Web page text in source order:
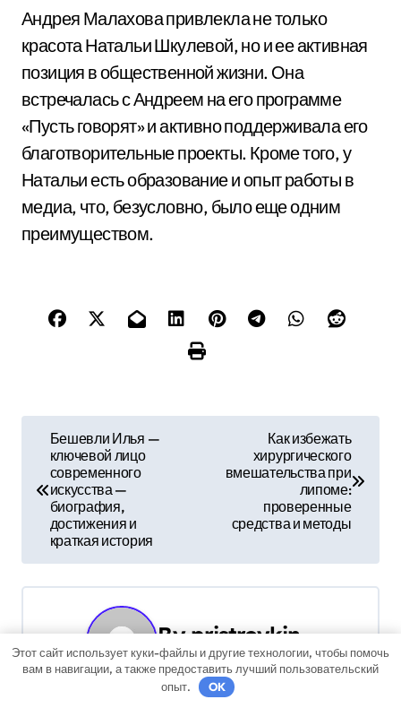
Андрея Малахова привлекла не только
красота Натальи Шкулевой, но и ее активная
позиция в общественной жизни. Она
встречалась с Андреем на его программе
«Пусть говорят» и активно поддерживала его
благотворительные проекты. Кроме того, у
Натальи есть образование и опыт работы в
медиа, что, безусловно, было еще одним
преимуществом.
г
ц
Бешевли Илья —
ключевой лицо
современного
искусства —
биография,
достижения и
краткая история
Как избежать
хирургического
вмешательства при
липоме:
проверенные
средства и методы
Bypristroykin_
Этот сайт использует куки-файлы и другие технологии, чтобы помочь
вам в навигации, а также предоставить лучший пользовательский
опыт.
OK